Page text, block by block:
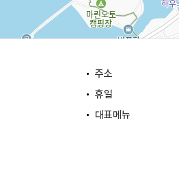
주소
휴일
대표메뉴